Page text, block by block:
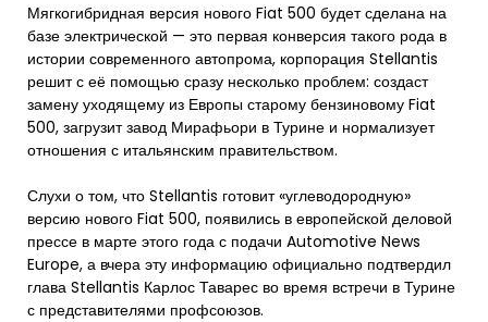
Мягкогибридная версия нового Fiat 500 будет сделана на
базе электрической — это первая конверсия такого рода в
истории современного автопрома, корпорация Stellantis
решит с её помощью сразу несколько проблем: создаст
замену уходящему из Европы старому бензиновому Fiat
500, загрузит завод Мирафьори в Турине и нормализует
отношения с итальянским правительством.
Слухи о том, что Stellantis готовит «углеводородную»
версию нового Fiat 500, появились в европейской деловой
прессе в марте этого года с подачи Automotive News
Europe, а вчера эту информацию официально подтвердил
глава Stellantis Карлос Таварес во время встречи в Турине
с представителями профсоюзов.